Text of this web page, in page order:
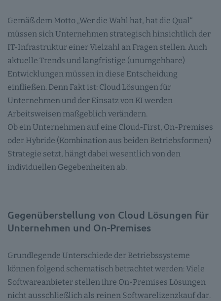
Gemäß dem Motto „Wer die Wahl hat, hat die Qual“
müssen sich Unternehmen strategisch hinsichtlich der
IT-Infrastruktur einer Vielzahl an Fragen stellen. Auch
aktuelle Trends und langfristige (unumgehbare)
Entwicklungen müssen in diese Entscheidung
einfließen. Denn Fakt ist: Cloud Lösungen für
Unternehmen und der Einsatz von KI werden
Arbeitsweisen maßgeblich verändern.
Ob ein Unternehmen auf eine Cloud-First, On-Premises
oder Hybride (Kombination aus beiden Betriebsformen)
Strategie setzt, hängt dabei wesentlich von den
individuellen Gegebenheiten ab.
Gegenüberstellung von Cloud Lösungen für
Unternehmen und On-Premises
Grundlegende Unterschiede der Betriebssysteme
können folgend schematisch betrachtet werden: Viele
Softwareanbieter stellen ihre On-Premises Lösungen
nicht ausschließlich als reinen Softwarelizenzkauf dar.